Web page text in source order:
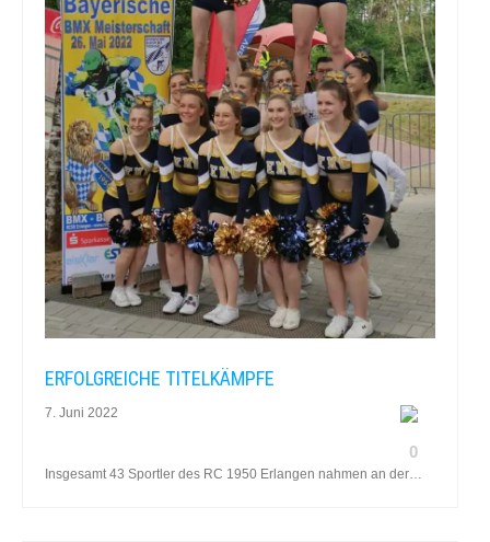
ERFOLGREICHE TITELKÄMPFE
7. Juni 2022
0
Insgesamt 43 Sportler des RC 1950 Erlangen nahmen an der…